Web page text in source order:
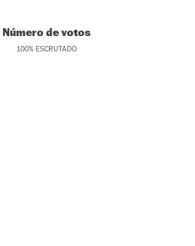
Número de votos
100% ESCRUTADO